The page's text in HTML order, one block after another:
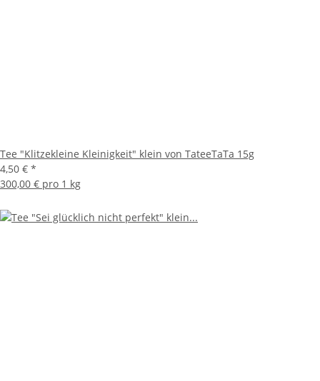
Tee "Klitzekleine Kleinigkeit" klein von TateeTaTa 15g
4,50 € *
300,00 € pro 1 kg